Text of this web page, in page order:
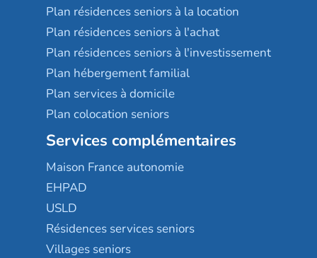
Plan résidences seniors à la location
Plan résidences seniors à l'achat
Plan résidences seniors à l'investissement
Plan hébergement familial
Plan services à domicile
Plan colocation seniors
Services complémentaires
Maison France autonomie
EHPAD
USLD
Résidences services seniors
Villages seniors